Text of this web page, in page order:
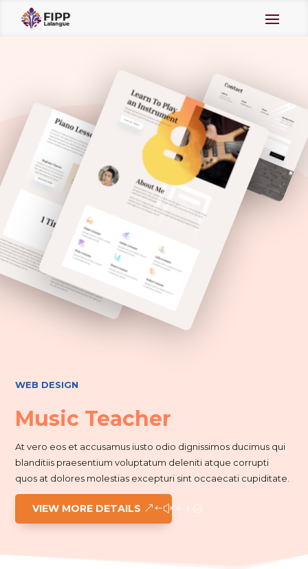
WEB DESIGN
Music Teacher
At vero eos et accusamus iusto odio dignissimos ducimus qui
blanditiis praesentium voluptatum deleniti atque corrupti
quos at dolores molestias excepturi sint occaecati cupiditate.
VIEW MORE DETAILS